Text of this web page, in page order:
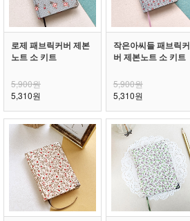
로제 패브릭커버 제본
노트 소 키트
5,900원
5,310원
작은아씨들 패브릭커
버 제본노트 소 키트
5,900원
5,310원